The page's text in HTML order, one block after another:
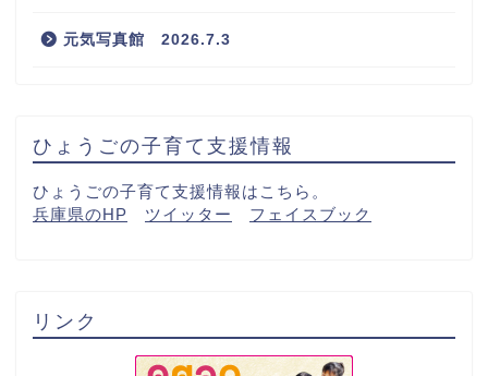
元気写真館 2026.7.3
ひょうごの子育て支援情報
ひょうごの子育て支援情報はこちら。
兵庫県のHP
ツイッター フェイスブック
リンク